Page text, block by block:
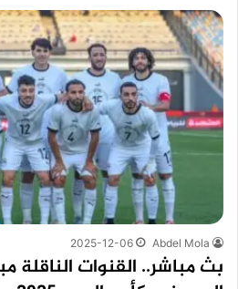
Abdel Mola
2025-12-06
بث مباشر.. القنوات الناقلة